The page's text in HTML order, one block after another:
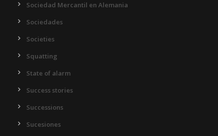
Sociedad Mercantil en Alemania
Sociedades
Societies
Squatting
State of alarm
Success stories
Successions
Sucesiones